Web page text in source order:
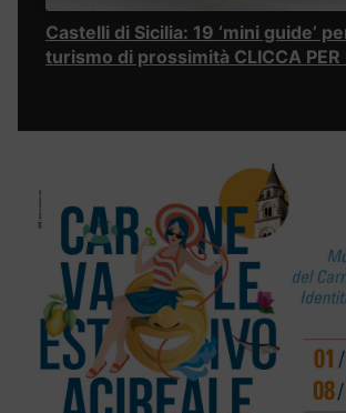
Castelli di Sicilia: 19 ‘mini guide’
turismo di prossimità CLICCA PER